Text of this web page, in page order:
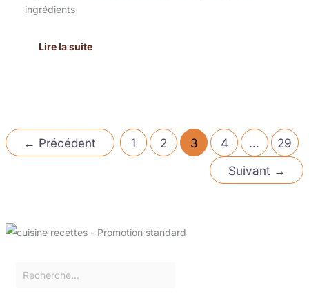
ingrédients
Lire la suite
← Précédent 1 2 3 4 …
29
Suivant →